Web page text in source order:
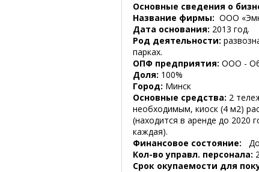
Основные сведения о
Название фирмы: ООО
Дата основания: 2013 год.
Род деятельности:
парках.
ОПФ предприятия: ООО -
Доля: 100%
Город: Минск
Основные средства: 2
необходимым, киоск (4 м2)
(находится в аренде до 2020
каждая).
Финансовое состояние:
Кол-во управл. персонала:
Срок окупаемости для